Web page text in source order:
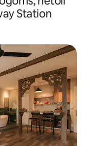
Station